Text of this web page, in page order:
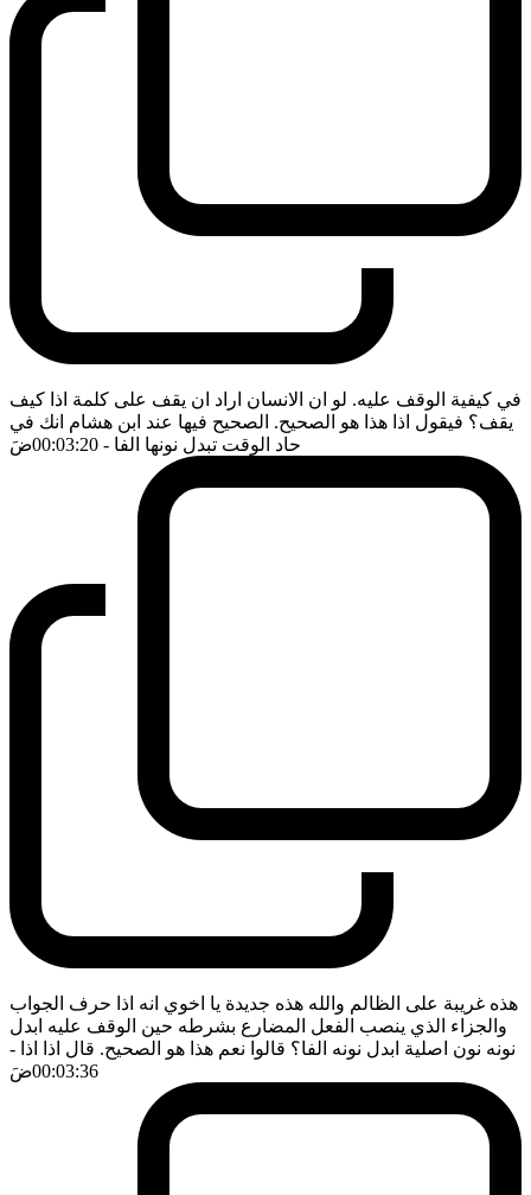
في كيفية الوقف عليه. لو ان الانسان اراد ان يقف على كلمة اذا كيف
يقف؟ فيقول اذا هذا هو الصحيح. الصحيح فيها عند ابن هشام انك في
حاد الوقت تبدل نونها الفا - 00:03:20 ضَ
هذه غريبة على الظالم والله هذه جديدة يا اخوي انه اذا حرف الجواب
والجزاء الذي ينصب الفعل المضارع بشرطه حين الوقف عليه ابدل
نونه نون اصلية ابدل نونه الفا؟ قالوا نعم هذا هو الصحيح. قال اذا اذا -
00:03:36ضَ